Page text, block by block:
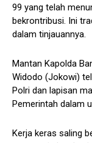
99 yang telah
bekrontribusi. Ini
dalam tinjauannya.
Mantan Kapolda
Widodo (Jokowi)
Polri dan lapisan
Pemerintah dalam
Kerja keras saling